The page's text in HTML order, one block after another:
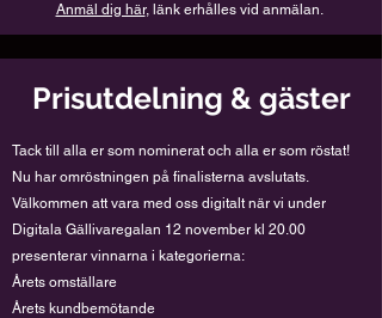
Anmäl dig här, länk erhålles vid anmälan.
Prisutdelning & gäster
Tack till alla er som nominerat och alla er som röstat!
Nu har omröstningen på finalisterna avslutats.
Välkommen att vara med oss digitalt när vi under
Digitala Gällivaregalan 12 november kl 20.00
presenterar vinnarna i kategorierna:
Årets omställare
Årets kundbemötande